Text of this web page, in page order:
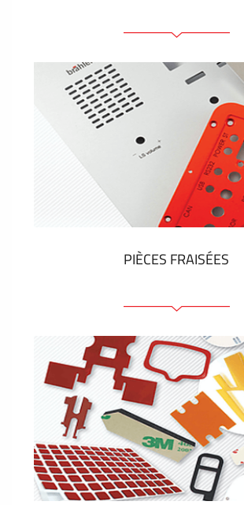
Faces avant plastique
Clavier a membrane
Plaques industrielles
Autocollants et
Étiquettes en plastique et
VOIR PLUS
PIÈCES FRAISÉES
Face avant ou arrière en
plastique
Panneaux anodisés
Panneaux colorés
Panneaux avec éléments de
Étiquettes gravees